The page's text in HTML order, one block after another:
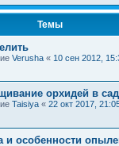
Темы
Verusha « 10 сен 2012,
орхидей в
Taisiya « 22 окт 2017,
и особенности